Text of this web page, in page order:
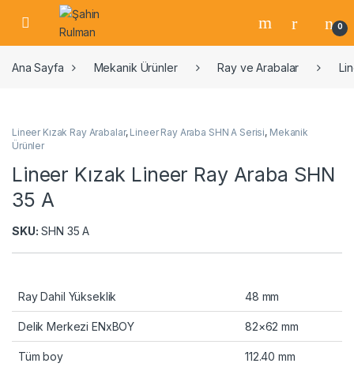
0
Ana Sayfa Mekanik Ürünler Ray ve Arabalar
Lineer Kızak Ray Arabalar, Lineer Ray Araba SHN A Serisi, Mekanik
Ürünler
Lineer Kızak Lineer Ray Araba SHN
35 A
SKU: SHN 35 A
Ray Dahil Yükseklik 48 mm
Delik Merkezi ENxBOY 82×62 mm
Tüm boy 112.40 mm